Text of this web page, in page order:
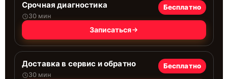
Срочная диагностика
30 мин
Бесплатно
Записаться
Доставка в сервис и обратно
30 мин
Бесплатно